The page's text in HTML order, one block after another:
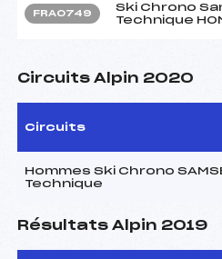
FRA0749
Ski Chrono
Technique
Circuits Alpin 2020
Circuits
Hommes Ski Chrono
Technique
Résultats Alpin 2019